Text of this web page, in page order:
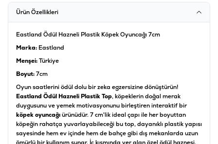
Ürün Özellikleri
Eastland Ödül Hazneli Plastik Köpek Oyuncağı 7cm
Marka: Eastland
Menşei:Türkiye
Boyut:7cm
Oyun saatlerini ödül dolu bir zeka egzersizine dönüştürün!
Eastland Ödül Hazneli Plastik Top, köpeklerin doğal merak
duygusunu ve yemek motivasyonunu birleştiren interaktif bir
köpek oyuncağıürünüdür. 7 cm'lik ideal çapı ile her boyuttan
köpeğin rahatça yuvarlayabileceği bu top, dayanıklı plastik yapısı
sayesinde hem ev içinde hem de bahçe gibi dış mekanlarda uzun